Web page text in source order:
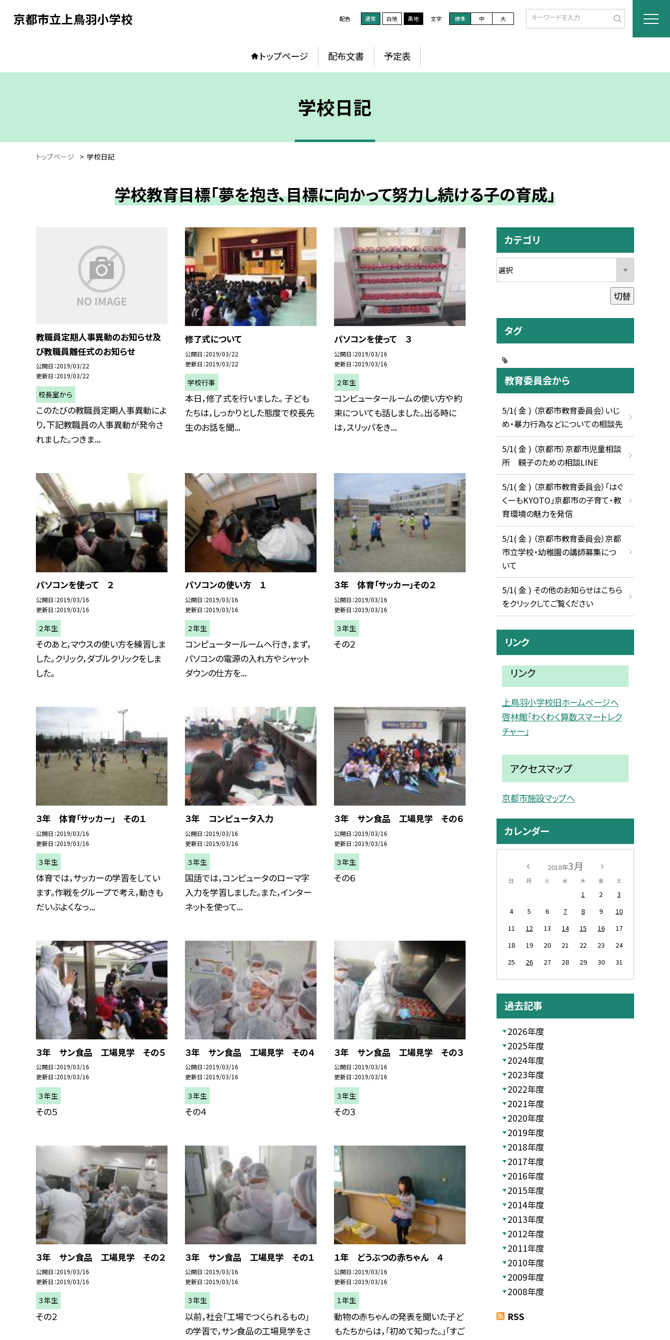
京都市立上鳥羽小学校 配色 通常 白地 黒地 文字 標準 中 大
トップページ 配布文書 予定表
学校日記
トップページ > 学校日記
学校教育目標「夢を抱き、目標に向かって努力し続ける子の育成」
教職員定期人事異動のお知らせ及
び教職員離任式のお知らせ
公開日 2019/03/22
更新日 2019/03/22
校長室から
このたびの教職員定期人事異動によ
り，下記教職員の人事異動が発令さ
れました。つきま...
修了式について
公開日 2019/03/22
更新日 2019/03/22
学校行事
本日，修了式を行いました。 子ども
たちは，しっかりとした態度で校長先
生のお話を聞...
パソコンを使って ３
公開日 2019/03/16
更新日 2019/03/16
２年生
コンピュータールームの使い方や約
束についても話しました。出る時に
は，スリッパをき...
パソコンを使って ２
公開日 2019/03/16
更新日 2019/03/16
２年生
そのあと，マウスの使い方を練習しま
した。クリック，ダブルクリックをしま
した。
パソコンの使い方 １
公開日 2019/03/16
更新日 2019/03/16
２年生
コンピュータールームへ行き，まず，
パソコンの電源の入れ方やシャット
ダウンの仕方を...
３年 体育「サッカー」その２
公開日 2019/03/16
更新日 2019/03/16
３年生
その２
３年 体育「サッカー」 その１
公開日 2019/03/16
更新日 2019/03/16
３年生
体育では，サッカーの学習をしてい
ます。作戦をグループで考え，動きも
だいぶよくなっ...
３年 コンピュータ入力
公開日 2019/03/16
更新日 2019/03/16
３年生
国語では，コンピュータのローマ字
入力を学習しました。また，インター
ネットを使って...
３年 サン食品 工場見学 その６
公開日 2019/03/16
更新日 2019/03/16
３年生
その６
３年 サン食品 工場見学 その５
公開日 2019/03/16
更新日 2019/03/16
３年生
その５
３年 サン食品 工場見学 その４
公開日 2019/03/16
更新日 2019/03/16
３年生
その４
３年 サン食品 工場見学 その３
公開日 2019/03/16
更新日 2019/03/16
３年生
その３
３年 サン食品 工場見学 その２
公開日 2019/03/16
更新日 2019/03/16
３年生
その２
３年 サン食品 工場見学 その１
公開日 2019/03/16
更新日 2019/03/16
３年生
以前，社会「工場でつくられるもの」
の学習で，サン食品の工場見学をさ
１年 どうぶつの赤ちゃん ４
公開日 2019/03/16
更新日 2019/03/16
１年生
動物の赤ちゃんの発表を聞いた子ど
もたちからは，「初めて知った。」「すご
カテゴリ
切替
タグ
教育委員会から
5/1( 金 ) （京都市教育委員会）いじ
め・暴力行為などについての相談先
5/1( 金 ) （京都市）京都市児童相談
所 親子のための相談LINE
5/1( 金 ) （京都市教育委員会）「はぐ
くーもKYOTO」京都市の子育て・教
育環境の魅力を発信
5/1( 金 ) （京都市教育委員会）京都
市立学校・幼稚園の講師募集につ
いて
5/1( 金 ) その他のお知らせはこちら
をクリックしてご覧ください
リンク
リンク
上鳥羽小学校旧ホームページへ
啓林館「わくわく算数スマートレク
チャー」
アクセスマップ
京都市施設マップへ
カレンダー
2018年3月
日 月 火 水 木 金 土
1 2
3
4
5 6 7 8 9
10
11
12 13 14 15 16
17
18
19 20 21 22 23
24
25
26 27 28 29 30 31
過去記事
2026年度
2025年度
2024年度
2023年度
2022年度
2021年度
2020年度
2019年度
2018年度
2017年度
2016年度
2015年度
2014年度
2013年度
2012年度
2011年度
2010年度
2009年度
2008年度
RSS